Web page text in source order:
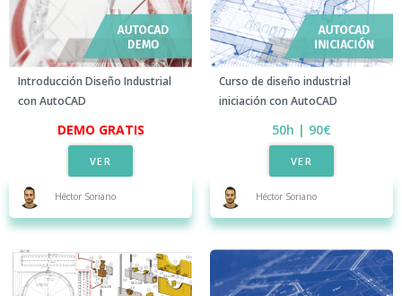
Introducción Diseño Industrial
con AutoCAD
DEMO GRATIS​
VER
Héctor Soriano
Curso de diseño industrial
iniciación con AutoCAD
50h | 90€
VER
Héctor Soriano